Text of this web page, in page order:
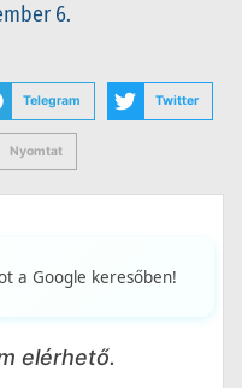
6.
Telegram Twitter
Nyomtat
a Google keresőben!
elérhető.